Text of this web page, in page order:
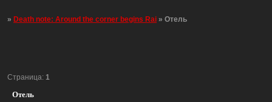
»Death note: Around the corner begins Rai »Отель
Отель
Страница: 1